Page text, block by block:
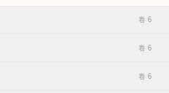
卷 6
卷 6
卷 6